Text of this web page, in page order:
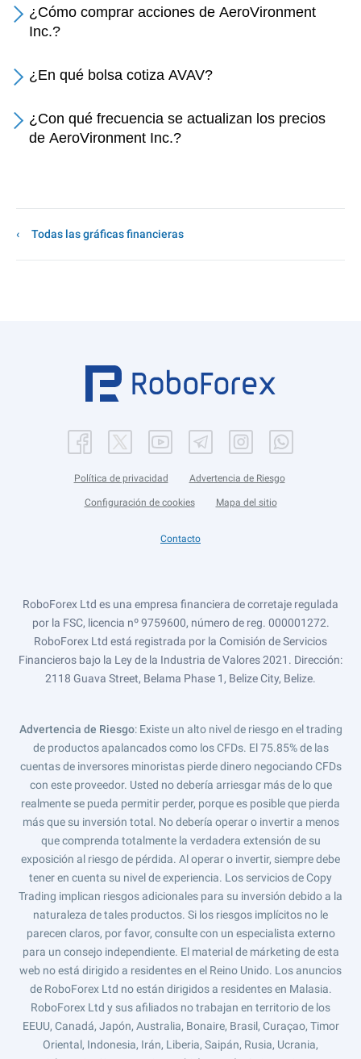
¿Cómo comprar acciones de AeroVironment
Inc.?
¿En qué bolsa cotiza AVAV?
¿Con qué frecuencia se actualizan los precios
de AeroVironment Inc.?
Todas las gráficas financieras
Política de privacidad Advertencia de Riesgo
Configuración de cookies Mapa del sitio
Contacto
RoboForex Ltd es una empresa financiera de corretaje regulada
por la FSC, licencia nº 9759600, número de reg. 000001272.
RoboForex Ltd está registrada por la Comisión de Servicios
Financieros bajo la Ley de la Industria de Valores 2021. Dirección:
2118 Guava Street, Belama Phase 1, Belize City, Belize.
Advertencia de Riesgo: Existe un alto nivel de riesgo en el trading
de productos apalancados como los CFDs. El 75.85% de las
cuentas de inversores minoristas pierde dinero negociando CFDs
con este proveedor. Usted no debería arriesgar más de lo que
realmente se pueda permitir perder, porque es posible que pierda
más que su inversión total. No debería operar o invertir a menos
que comprenda totalmente la verdadera extensión de su
exposición al riesgo de pérdida. Al operar o invertir, siempre debe
tener en cuenta su nivel de experiencia. Los servicios de Copy
Trading implican riesgos adicionales para su inversión debido a la
naturaleza de tales productos. Si los riesgos implícitos no le
parecen claros, por favor, consulte con un especialista externo
para un consejo independiente. El material de márketing de esta
web no está dirigido a residentes en el Reino Unido. Los anuncios
de RoboForex Ltd no están dirigidos a residentes en Malasia.
RoboForex Ltd y sus afiliados no trabajan en territorio de los
EEUU, Canadá, Japón, Australia, Bonaire, Brasil, Curaçao, Timor
Oriental, Indonesia, Irán, Liberia, Saipán, Rusia, Ucrania,